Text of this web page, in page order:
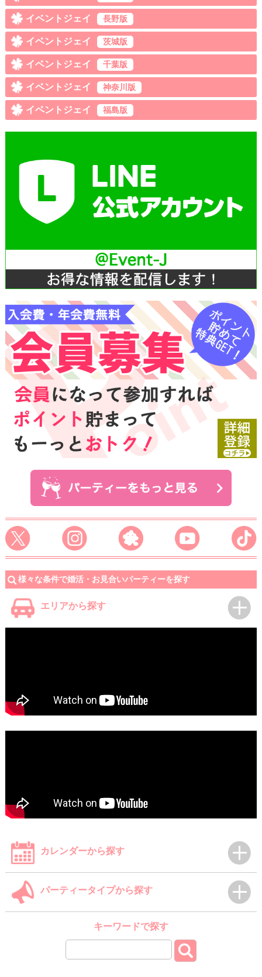
イベントジェイ 長野版
イベントジェイ 茨城版
イベントジェイ 千葉版
イベントジェイ 神奈川版
イベントジェイ 福島版
様々な条件で婚活・お見合いパーティーを探す
エリアから探す
カレンダーから探す
パーティータイプから探す
キーワードで探す